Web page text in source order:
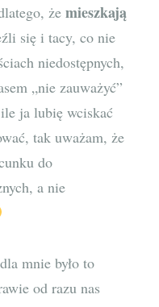
żemieszkają
się i tacy, co nie
niedostępnych,
„nie zauważyć”
ja lubię wciskać
tak uważam, że
do
a nie
mnie było to
od razu nas